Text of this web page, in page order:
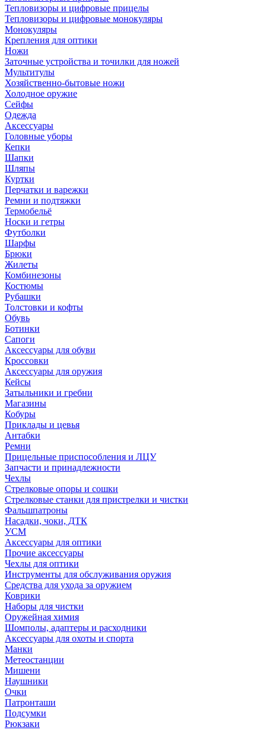
Тепловизоры и цифровые прицелы
Тепловизоры и цифровые монокуляры
Монокуляры
Крепления для оптики
Ножи
Заточные устройства и точилки для ножей
Мультитулы
Хозяйственно-бытовые ножи
Холодное оружие
Сейфы
Одежда
Аксессуары
Головные уборы
Кепки
Шапки
Шляпы
Куртки
Перчатки и варежки
Ремни и подтяжки
Термобельё
Носки и гетры
Футболки
Шарфы
Брюки
Жилеты
Комбинезоны
Костюмы
Рубашки
Толстовки и кофты
Обувь
Ботинки
Сапоги
Аксессуары для обуви
Кроссовки
Аксессуары для оружия
Кейсы
Затыльники и гребни
Магазины
Кобуры
Приклады и цевья
Антабки
Ремни
Прицельные приспособления и ЛЦУ
Запчасти и принадлежности
Чехлы
Стрелковые опоры и сошки
Стрелковые станки для пристрелки и чистки
Фальшпатроны
Насадки, чоки, ДТК
УСМ
Аксессуары для оптики
Прочие аксессуары
Чехлы для оптики
Инструменты для обслуживания оружия
Средства для ухода за оружием
Коврики
Наборы для чистки
Оружейная химия
Шомполы, адаптеры и расходники
Аксессуары для охоты и спорта
Манки
Метеостанции
Мишени
Наушники
Очки
Патронташи
Подсумки
Рюкзаки